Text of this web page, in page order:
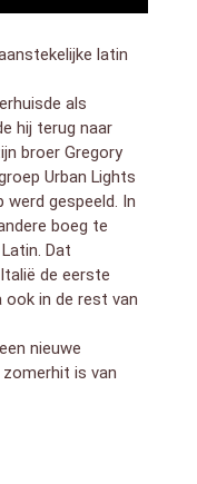
latin
als
hij terug naar
broer Gregory
Urban Lights
werd gespeeld. In
boeg te
Dat
de eerste
in de rest van
nieuwe
is van